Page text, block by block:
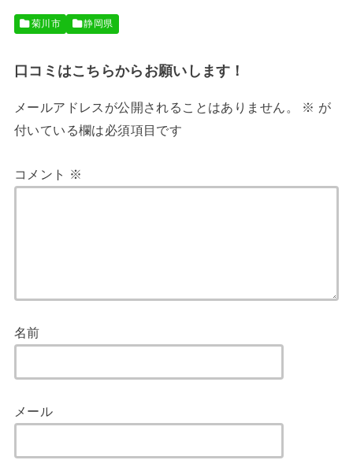
菊川市 静岡県
口コミはこちらからお願いします！
メールアドレスが公開されることはありません。 ※ が
付いている欄は必須項目です
コメント ※
名前
メール